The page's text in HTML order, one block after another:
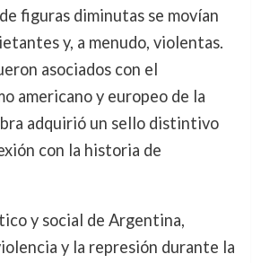
figuras diminutas se movían
y, a menudo, violentas.
asociados con el
americano y europeo de la
adquirió un sello distintivo
con la historia de
y social de Argentina,
y la represión durante la